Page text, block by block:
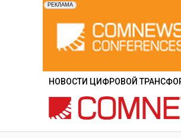
содержанию
НОВОСТИ ЦИФРОВОЙ